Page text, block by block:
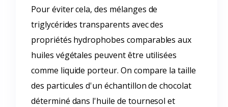
Pour éviter cela, des mélanges de
triglycérides transparents avec des
propriétés hydrophobes comparables aux
huiles végétales peuvent être utilisées
comme liquide porteur. On compare la taille
des particules d'un échantillon de chocolat
déterminé dans l'huile de tournesol et